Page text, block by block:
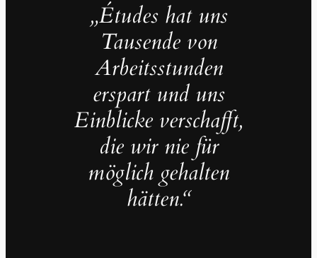
„Études hat uns
Tausende von
Arbeitsstunden
erspart und uns
Einblicke verschafft,
die wir nie für
möglich gehalten
hätten.“